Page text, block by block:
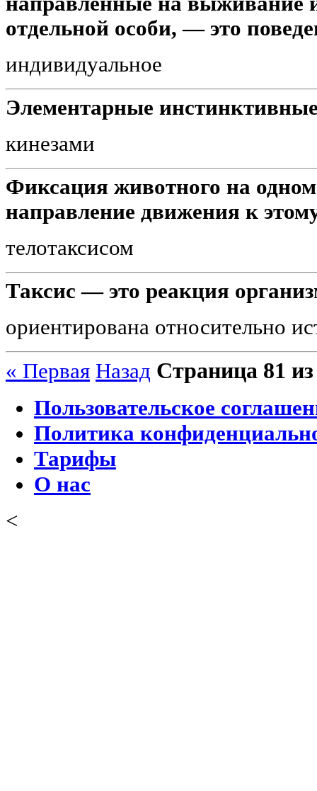
отдельной особи, — это
индивидуальное
Элементарные
кинезами
Фиксация животного на
направление движения к
телотаксисом
Таксис — это реакция
ориентирована относительно
« Первая Назад Страница 81
Пользовательское
Политика
Тарифы
О нас
<